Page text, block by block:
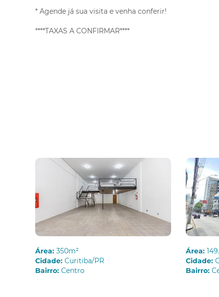
Vila Izabel
* Agende já sua visita e venha conferir!
****TAXAS A CONFIRMAR****
Área: 350m²
Cidade: Curitiba/PR
Bairro: Centro
Área:
Cidade:
Bairro: